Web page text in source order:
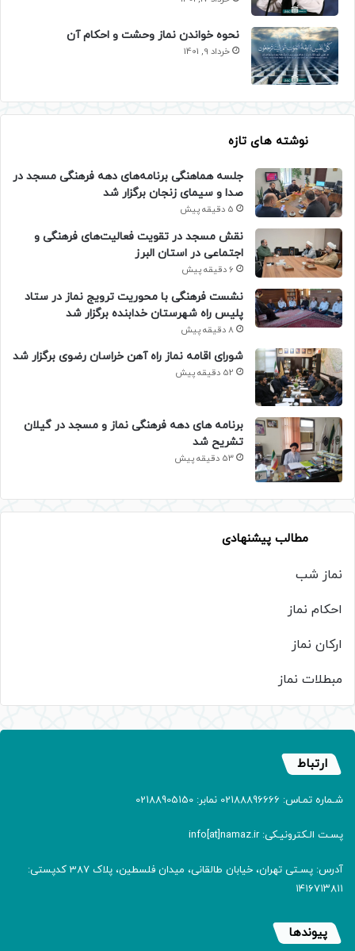
نحوه خواندن نماز وحشت و احکام آن
خرداد 9, 1401
نوشته های تازه
جلسه هماهنگی برنامه‌های دهه فرهنگی مسجد در
صدا و سیمای زنجان برگزار شد
5 دقیقه پیش
نقش مسجد در تقویت فعالیت‌های فرهنگی و
اجتماعی در استان البرز
6 دقیقه پیش
نشست فرهنگی با محوریت ترویج نماز در ستاد
پلیس راه شهرستان خدابنده برگزار شد
8 دقیقه پیش
شورای اقامه نماز راه آهن خراسان رضوی برگزار شد
52 دقیقه پیش
برنامه های دهه فرهنگی نماز و مسجد در گیلان
تشریح شد
53 دقیقه پیش
مطالب پیشنهادی
نماز شب
احکام نماز
ارکان نماز
مبطلات نماز
ارتباط
شـماره تمـاس: 02188896666 نمابر: 02188905150
پسـت الـکترونیـکی: info[at]namaz.ir
آدرس: پسـتی تهران، خیابان طالقانی، میدان فلسطین، پلاک 387 کدپستی:
۱۴۱۶۷۱۳۸۱۱
پیوندها